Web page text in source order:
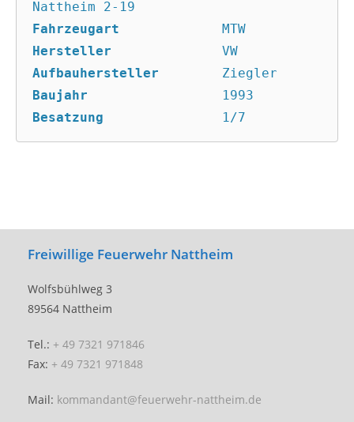
Fahrzeugart
Hersteller
Aufbauhersteller
Baujahr
Besatzung
		1/7
Freiwillige Feuerwehr Nattheim
Wolfsbühlweg 3
89564 Nattheim
Tel.: + 49 7321 971846
Fax: + 49 7321 971848
Mail: kommandant@feuerwehr-nattheim.de